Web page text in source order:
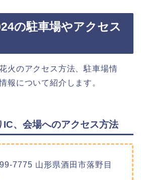
の駐車場やアクセス
火のアクセス方法、駐車場情
報について紹介します。
IC、会場へのアクセス方法
7775 山形県酒田市落野目